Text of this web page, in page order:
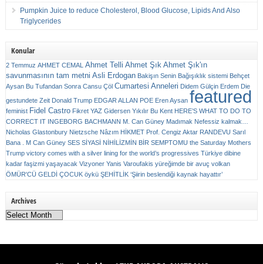
Pumpkin Juice to reduce Cholesterol, Blood Glucose, Lipids And Also
Triglycerides
Konular
2 Temmuz AHMET CEMAL Ahmet Telli Ahmet Şık Ahmet Şık'ın
savunmasının tam metni Asli Erdogan Bakişın Senin Bağışıklık sistemi Behçet
Aysan Bu Tufandan Sonra Cansu Çöl Cumartesi Anneleri Didem Gülçin Erdem Die
gestundete Zeit Donald Trump EDGAR ALLAN POE Eren Aysan featured
feminist Fidel Castro Fikret YAZ Gidersen Yıkılır Bu Kent HERE’S WHAT TO DO TO
CORRECT IT INGEBORG BACHMANN M. Can Güney Madımak Nefessiz kalmak…
Nicholas Glastonbury Nietzsche Nâzım HİKMET Prof. Cengiz Aktar RANDEVU Sarıl
Bana . M Can Güney SES SİYASİ NİHİLİZMİN BİR SEMPTOMU the Saturday Mothers
Trump victory comes with a silver lining for the world’s progressives Türkiye dibine
kadar faşizmi yaşayacak Vizyoner Yanis Varoufakis yüreğimde bir avuç volkan
ÖMÜR'CÜ GELDİ ÇOCUK öykü ŞEHİTLİK ‘Şiirin beslendiği kaynak hayattır’
Archives
Archives